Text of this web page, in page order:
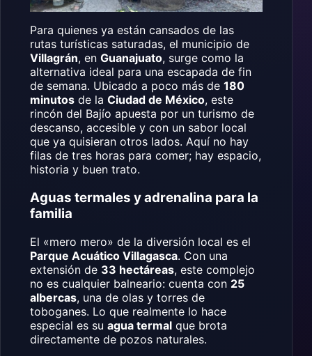
Para quienes ya están cansados de las
rutas turísticas saturadas, el municipio de
Villagrán, en Guanajuato, surge como la
alternativa ideal para una escapada de fin
de semana. Ubicado a poco más de 180
minutos de la Ciudad de México, este
rincón del Bajío apuesta por un turismo de
descanso, accesible y con un sabor local
que ya quisieran otros lados. Aquí no hay
filas de tres horas para comer; hay espacio,
historia y buen trato.
Aguas termales y adrenalina para la
familia
El «mero mero» de la diversión local es el
Parque Acuático Villagasca. Con una
extensión de 33 hectáreas, este complejo
no es cualquier balneario: cuenta con 25
albercas, una de olas y torres de
toboganes. Lo que realmente lo hace
especial es su agua termal que brota
directamente de pozos naturales.